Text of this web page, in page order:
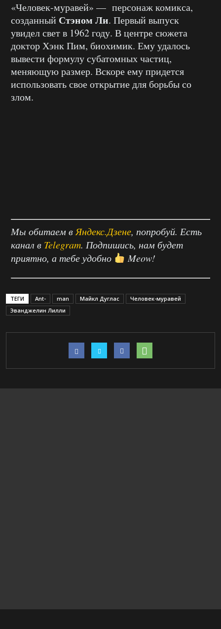
«Человек-муравей» — персонаж комикса,
созданный Стэном Ли. Первый выпуск
увидел свет в 1962 году. В центре сюжета
доктор Хэнк Пим, биохимик. Ему удалось
вывести формулу субатомных частиц,
меняющую размер. Вскоре ему придется
использовать свое открытие для борьбы со
злом.
Мы обитаем в Яндекс.Дзене, попробуй. Есть
канал в Telegram. Подпишись, нам будет
приятно, а тебе удобно
Meow!
ТЕГИ Ant- man Майкл Дуглас
Человек-муравей
Эванджелин Лилли